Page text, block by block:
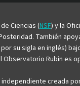
Ciencias (NSF) y la
También
por su sigla en inglés)
Observatorio Rubin es
independiente creada